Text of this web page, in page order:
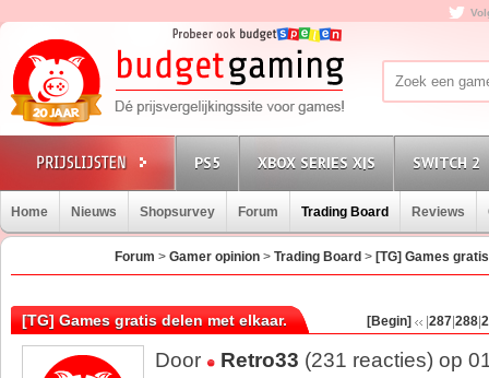
PS5 XBOX SERIES X|S SWITCH 2
Home Nieuws Shopsurvey Forum Trading Board Reviews
Forum >Gamer opinion >Trading Board > [TG] Games
[TG] Games gratis delen met elkaar. [Begin] 287 288
Door Retro33 (231 reacties) op